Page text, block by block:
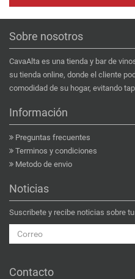
Sobre nosotros
CavaAlta es una tienda y bar de
su tienda online, donde el cliente
comodidad de su hogar, evitando
Información
Preguntas frecuentes
Terminos y condiciones
Metodo de envio
Noticias
Suscribete y recibe noticias sobre
Contacto